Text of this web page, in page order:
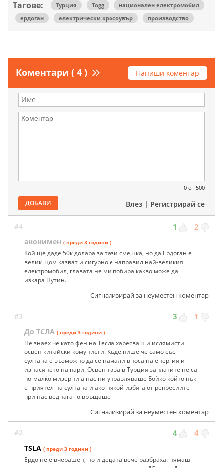
Тагове: Турция Togg
национален електромобил
ердоган
електрически кросоувър производство
Коментари ( 4 ) Напиши коментар
0 от 500
ДОБАВИ Влез | Регистрирай се
#4 1 2
анонимен ( преди 3 години )
Кой ще даде 50к долара за тази смешка, но да Ердоган е
велик щом казват и сигурно е направил най-великия
електромобил, главата не ми побира какво може да
изкара Путин.
Сигнализирай за неуместен коментар
#3 3 1
До ТСЛА ( преди 3 години )
Не знаех че като фен на Тесла харесваш и ислямисти
освен китайски комунисти. Къде пише че само със
султана е възможно да се намали вноса на енергия и
изнасянето на пари. Освен това в Турция заплатите не са
по-малко мизерни а нас ни управляваше Бойко който пък
е приятел на султана и ако някой избяга от репресиите
при нас веднага го връщаше
Сигнализирай за неуместен коментар
#2 4 4
TSLA ( преди 3 години )
Ердо не е вчерашен, но и децата вече разбраха: нямаш